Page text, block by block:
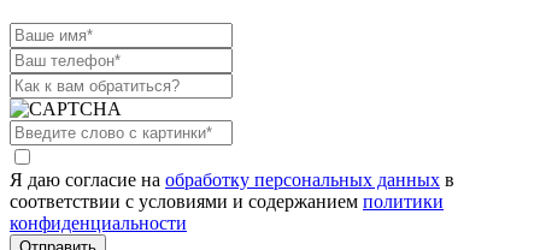
Я даю согласие на обработку персональных данных в
соответствии с условиями и содержанием политики
конфиденциальности